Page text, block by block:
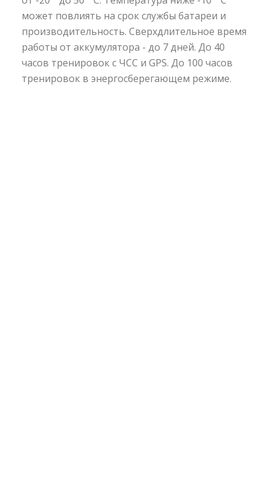
может повлиять на срок службы батареи и
производительность. Сверхдлительное время
работы от аккумулятора - до 7 дней. До 40
часов тренировок с ЧСС и GPS. До 100 часов
тренировок в энергосберегающем режиме.